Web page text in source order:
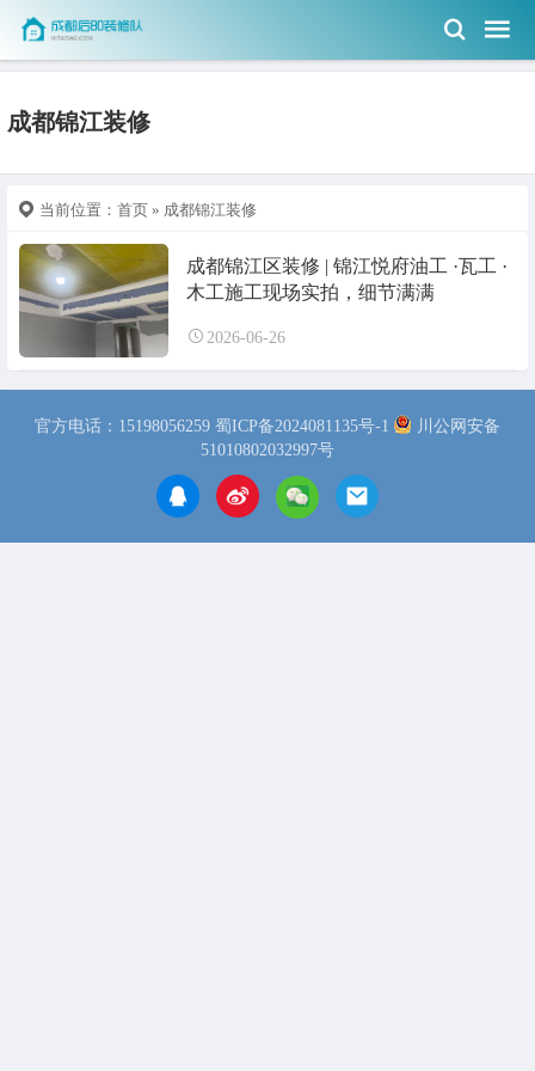
成都锦江装修
当前位置： 首页 » 成都锦江装修
成都锦江区装修 | 锦江悦府油工 ·瓦工 ·
木工施工现场实拍，细节满满
2026-06-26
官方电话：15198056259 蜀ICP备2024081135号-1
川公网安备
51010802032997号